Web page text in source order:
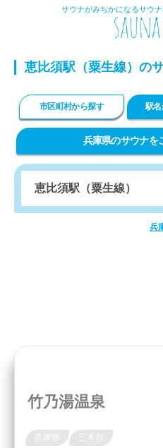
サウナがみぢかになるサウ
恵比須駅（粟生線）の
市区町村から探す 駅名
兵庫県のサウナを
兵
竹乃湯温泉